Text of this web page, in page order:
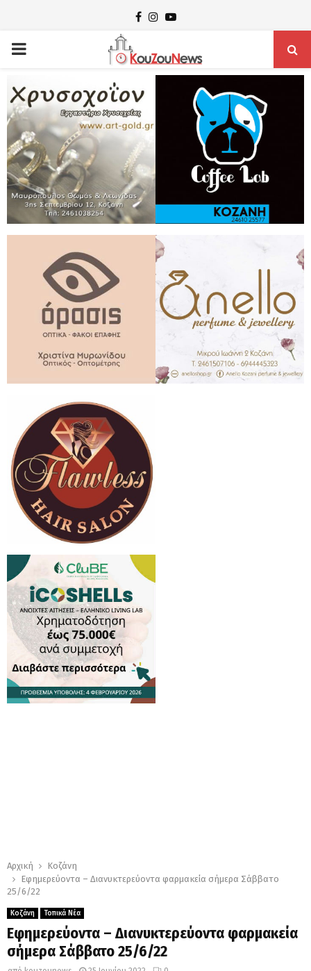
Facebook
Instagram
Youtube
PRIMARY
MENU
Αρχική
Κοζάνη
Εφημερεύοντα – Διανυκτερεύοντα φαρμακεία σήμερα Σάββατο
25/6/22
Κοζάνη Τοπικά Νέα
Εφημερεύοντα – Διανυκτερεύοντα φαρμακεία
σήμερα Σάββατο 25/6/22